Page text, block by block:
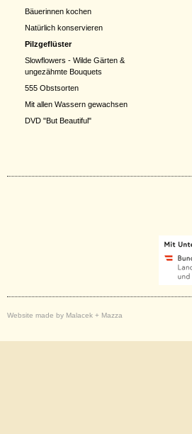
Bäuerinnen kochen
Natürlich konservieren
Pilzgeflüster
Slowflowers - Wilde Gärten &
ungezähmte Bouquets
555 Obstsorten
Mit allen Wassern gewachsen
DVD "But Beautiful"
Website made by Malacek + Mazza